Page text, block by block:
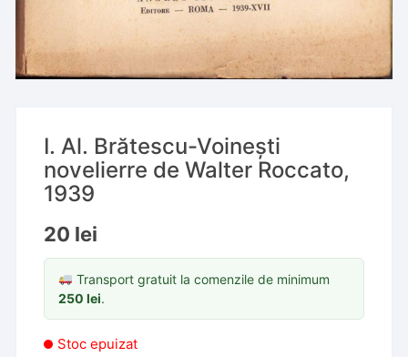
I. Al. Brătescu-Voinești
novelierre de Walter Roccato,
1939
20 lei
Transport gratuit la comenzile de minimum
250lei.
Stoc epuizat